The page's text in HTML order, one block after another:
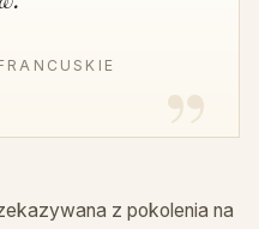
z pokolenia na